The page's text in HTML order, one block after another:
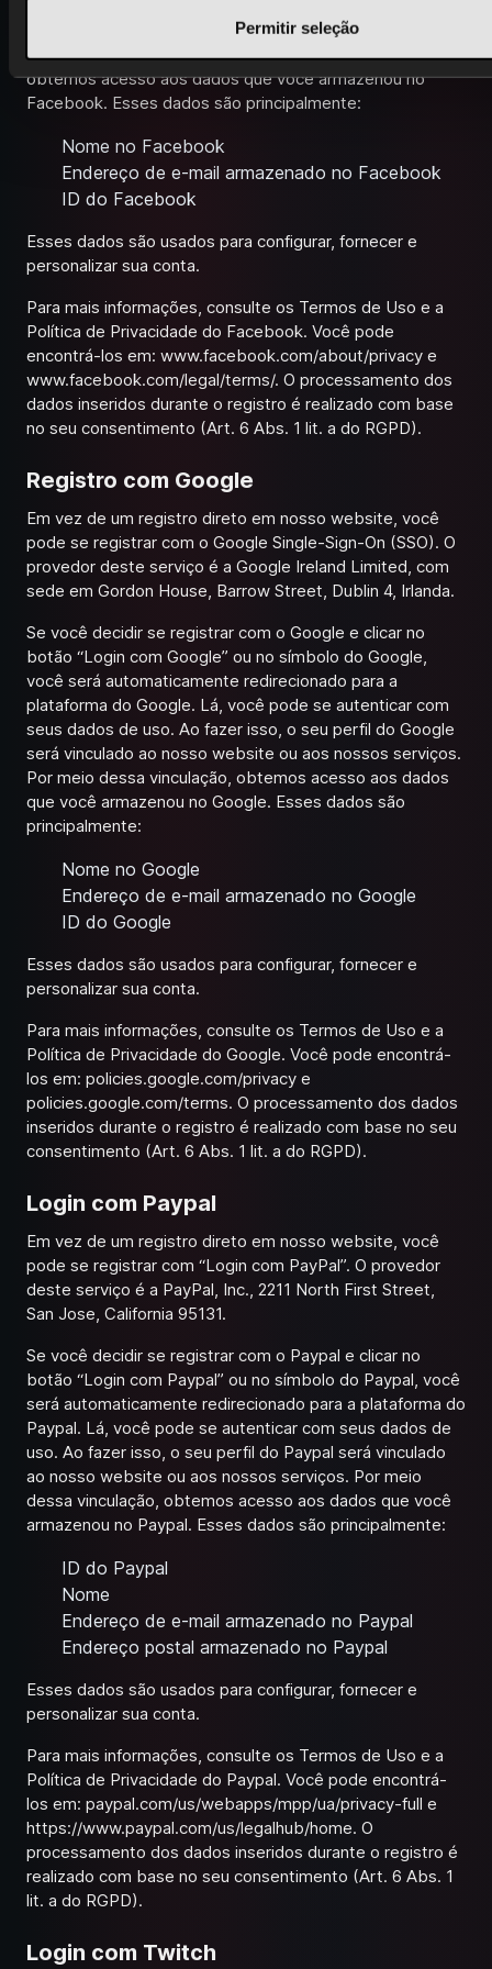
Permitir seleção
autenticar com seus dados de uso. Ao fazer isso, o seu
perfil do Facebook será vinculado ao nosso website ou
aos nossos serviços. Por meio dessa vinculação,
obtemos acesso aos dados que você armazenou no
Facebook. Esses dados são principalmente:
Nome no Facebook
Endereço de e-mail armazenado no Facebook
ID do Facebook
Esses dados são usados para configurar, fornecer e
personalizar sua conta.
Para mais informações, consulte os Termos de Uso e a
Política de Privacidade do Facebook. Você pode
encontrá-los em: www.facebook.com/about/privacy e
www.facebook.com/legal/terms/. O processamento dos
dados inseridos durante o registro é realizado com base
no seu consentimento (Art. 6 Abs. 1 lit. a do RGPD).
Registro com Google
Em vez de um registro direto em nosso website, você
pode se registrar com o Google Single-Sign-On (SSO). O
provedor deste serviço é a Google Ireland Limited, com
sede em Gordon House, Barrow Street, Dublin 4, Irlanda.
Se você decidir se registrar com o Google e clicar no
botão “Login com Google” ou no símbolo do Google,
você será automaticamente redirecionado para a
plataforma do Google. Lá, você pode se autenticar com
seus dados de uso. Ao fazer isso, o seu perfil do Google
será vinculado ao nosso website ou aos nossos serviços.
Por meio dessa vinculação, obtemos acesso aos dados
que você armazenou no Google. Esses dados são
principalmente:
Nome no Google
Endereço de e-mail armazenado no Google
ID do Google
Esses dados são usados para configurar, fornecer e
personalizar sua conta.
Para mais informações, consulte os Termos de Uso e a
Política de Privacidade do Google. Você pode encontrá-
los em: policies.google.com/privacy e
policies.google.com/terms. O processamento dos dados
inseridos durante o registro é realizado com base no seu
consentimento (Art. 6 Abs. 1 lit. a do RGPD).
Login com Paypal
Em vez de um registro direto em nosso website, você
pode se registrar com “Login com PayPal”. O provedor
deste serviço é a PayPal, Inc., 2211 North First Street,
San Jose, California 95131.
Se você decidir se registrar com o Paypal e clicar no
botão “Login com Paypal” ou no símbolo do Paypal, você
será automaticamente redirecionado para a plataforma do
Paypal. Lá, você pode se autenticar com seus dados de
uso. Ao fazer isso, o seu perfil do Paypal será vinculado
ao nosso website ou aos nossos serviços. Por meio
dessa vinculação, obtemos acesso aos dados que você
armazenou no Paypal. Esses dados são principalmente:
ID do Paypal
Nome
Endereço de e-mail armazenado no Paypal
Endereço postal armazenado no Paypal
Esses dados são usados para configurar, fornecer e
personalizar sua conta.
Para mais informações, consulte os Termos de Uso e a
Política de Privacidade do Paypal. Você pode encontrá-
los em: paypal.com/us/webapps/mpp/ua/privacy-full e
https://www.paypal.com/us/legalhub/home. O
processamento dos dados inseridos durante o registro é
realizado com base no seu consentimento (Art. 6 Abs. 1
lit. a do RGPD).
Login com Twitch